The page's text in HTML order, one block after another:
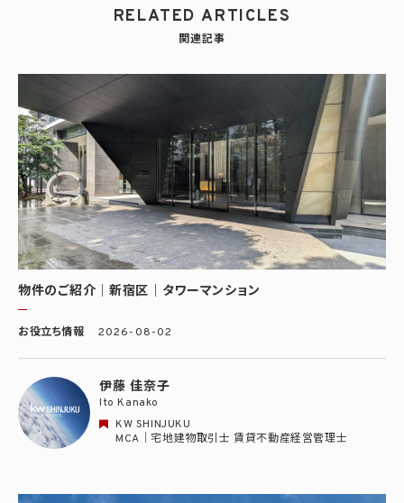
RELATED ARTICLES
関連記事
物件のご紹介｜新宿区｜タワーマンション
お役立ち情報 2026-08-02
伊藤 佳奈子
Ito Kanako
KW SHINJUKU
MCA｜宅地建物取引士 賃貸不動産経営管理士